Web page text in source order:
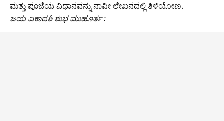
ಮತ್ತು ಪೂಜೆಯ ವಿಧಾನವನ್ನು ನಾವೀ ಲೇಖನದಲ್ಲಿ ತಿಳಿಯೋಣ.
ಜಯ ಏಕಾದಶಿ ಶುಭ ಮುಹೂರ್ತ :